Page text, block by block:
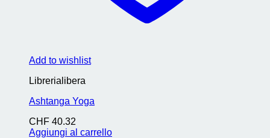
Add to wishlist
Librerialibera
Ashtanga Yoga
CHF 40.32
Aggiungi al carrello